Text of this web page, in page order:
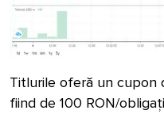
Titlurile oferă un cupon
fiind de 100 RON/